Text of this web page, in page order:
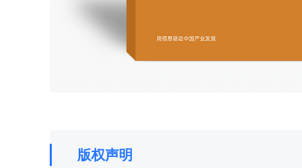
版权声明